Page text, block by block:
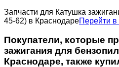
Запчасти для Катушка
45-62) в КраснодареПерейти в
Покупатели, которые
зажигания для
Краснодаре, также